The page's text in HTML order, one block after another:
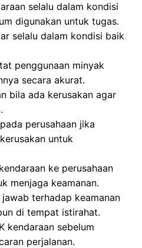
selalu dalam kondisi
digunakan untuk tugas.
selalu dalam kondisi baik
penggunaan minyak
secara akurat.
bila ada kerusakan agar
perusahaan jika
untuk
ke perusahaan
menjaga keamanan.
terhadap keamanan
di tempat istirahat.
kendaraan sebelum
perjalanan.